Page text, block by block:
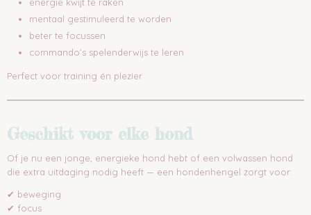
mentaal gestimuleerd te worden
beter te focussen
commando’s spelenderwijs te leren
Perfect voor training én plezier
Geschikt voor elke hond
Of je nu een jonge, energieke hond hebt of een volwassen hond
die extra uitdaging nodig heeft — een hondenhengel zorgt voor:
✔ beweging
✔ focus